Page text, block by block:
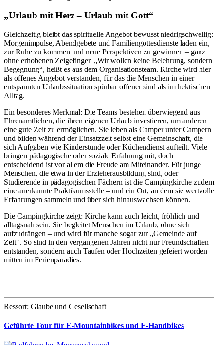
„Urlaub mit Herz – Urlaub mit Gott“
Gleichzeitig bleibt das spirituelle Angebot bewusst niedrigschwellig:
Morgenimpulse, Abendgebete und Familiengottesdienste laden ein,
zur Ruhe zu kommen und neue Perspektiven zu gewinnen – ganz
ohne erhobenen Zeigefinger. „Wir wollen keine Belehrung, sondern
Begegnung“, heißt es aus dem Organisationsteam. Kirche wird hier
als offenes Angebot verstanden, für das die Menschen in einer
entspannten Urlaubssituation spürbar offener sind als im hektischen
Alltag.
Ein besonderes Merkmal: Die Teams bestehen überwiegend aus
Ehrenamtlichen, die ihren eigenen Urlaub investieren, um anderen
eine gute Zeit zu ermöglichen. Sie leben als Camper unter Campern
und bilden während der Einsatzzeit selbst eine Gemeinschaft, die
sich Aufgaben wie Kinderstunde oder Küchendienst aufteilt. Viele
bringen pädagogische oder soziale Erfahrung mit, doch
entscheidend ist vor allem die Freude am Miteinander. Für junge
Menschen, die etwa in der Erzieherausbildung sind, oder
Studierende in pädagogischen Fächern ist die Campingkirche zudem
eine anerkannte Praktikumsstelle – und ein Ort, an dem sie wertvolle
Erfahrungen sammeln und über sich hinauswachsen können.
Die Campingkirche zeigt: Kirche kann auch leicht, fröhlich und
alltagsnah sein. Sie begleitet Menschen im Urlaub, ohne sich
aufzudrängen – und wird für manche sogar zur „Gemeinde auf
Zeit“. So sind in den vergangenen Jahren nicht nur Freundschaften
entstanden, sondern auch Taufen oder Hochzeiten gefeiert worden –
mitten im Ferienparadies.
Ressort: Glaube und Gesellschaft
Geführte Tour für E-Mountainbikes und E-Handbikes